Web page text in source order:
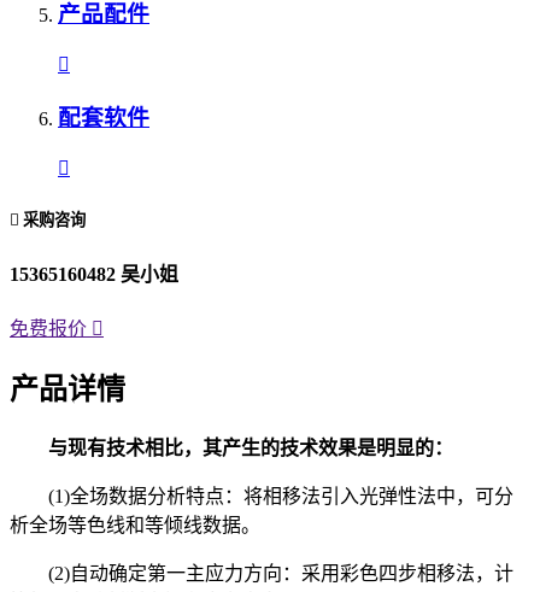
产品配件
配套软件
采购咨询
15365160482 吴小姐
免费报价
产品详情
与现有技术相比，其产生的技术效果是明显的：
(1)全场数据分析特点：将相移法引入光弹性法中，可分
析全场等色线和等倾线数据。
(2)自动确定第一主应力方向：采用彩色四步相移法，计